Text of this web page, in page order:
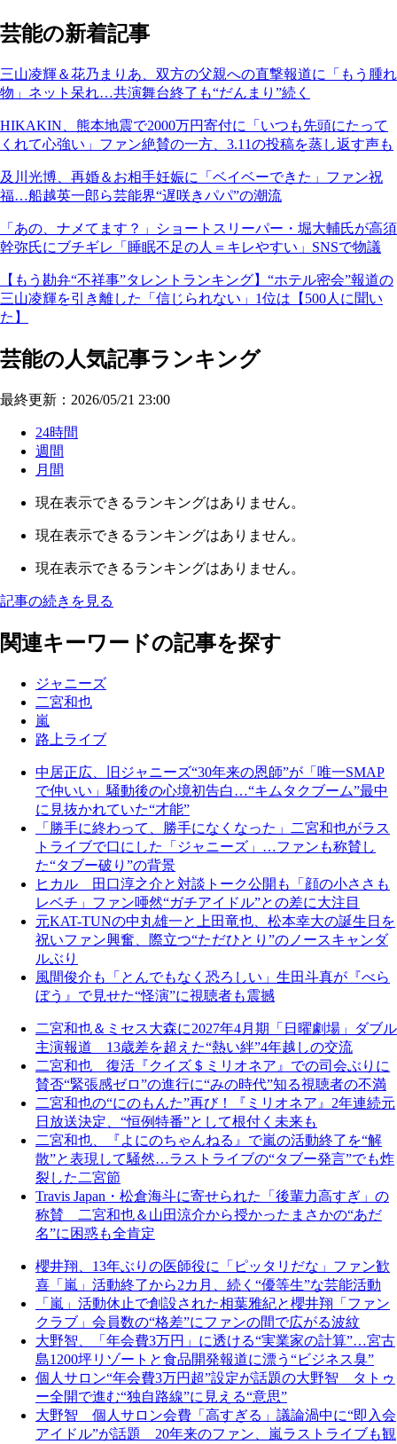
芸能の新着記事
三山凌輝＆花乃まりあ、双方の父親への直撃報道に「もう腫れ
物」ネット呆れ…共演舞台終了も“だんまり”続く
HIKAKIN、熊本地震で2000万円寄付に「いつも先頭にたって
くれて心強い」ファン絶賛の一方、3.11の投稿を蒸し返す声も
及川光博、再婚＆お相手妊娠に「ベイベーできた」ファン祝
福…船越英一郎ら芸能界“遅咲きパパ”の潮流
「あの、ナメてます？」ショートスリーパー・堀大輔氏が高須
幹弥氏にブチギレ「睡眠不足の人＝キレやすい」SNSで物議
【もう勘弁“不祥事”タレントランキング】“ホテル密会”報道の
三山凌輝を引き離した「信じられない」1位は【500人に聞い
た】
芸能の人気記事ランキング
最終更新：2026/05/21 23:00
24時間
週間
月間
現在表示できるランキングはありません。
現在表示できるランキングはありません。
現在表示できるランキングはありません。
記事の続きを見る
関連キーワードの記事を探す
ジャニーズ
二宮和也
嵐
路上ライブ
中居正広、旧ジャニーズ“30年来の恩師”が「唯一SMAP
で仲いい」騒動後の心境初告白…“キムタクブーム”最中
に見抜かれていた“才能”
「勝手に終わって、勝手になくなった」二宮和也がラス
トライブで口にした「ジャニーズ」…ファンも称賛し
た“タブー破り”の背景
ヒカル 田口淳之介と対談トーク公開も「顔の小ささも
レベチ」ファン唖然“ガチアイドル”との差に大注目
元KAT-TUNの中丸雄一と上田竜也、松本幸大の誕生日を
祝いファン興奮、際立つ“ただひとり”のノースキャンダ
ルぶり
風間俊介も「とんでもなく恐ろしい」生田斗真が『べら
ぼう』で見せた“怪演”に視聴者も震撼
二宮和也＆ミセス大森に2027年4月期「日曜劇場」ダブル
主演報道 13歳差を超えた“熱い絆”4年越しの交流
二宮和也 復活『クイズ＄ミリオネア』での司会ぶりに
賛否“緊張感ゼロ”の進行に“みの時代”知る視聴者の不満
二宮和也の“にのもんた”再び！『ミリオネア』2年連続元
日放送決定、“恒例特番”として根付く未来も
二宮和也、『よにのちゃんねる』で嵐の活動終了を“解
散”と表現して騒然…ラストライブの“タブー発言”でも炸
裂した二宮節
Travis Japan・松倉海斗に寄せられた「後輩力高すぎ」の
称賛 二宮和也＆山田涼介から授かったまさかの“あだ
名”に困惑も全肯定
櫻井翔、13年ぶりの医師役に「ピッタリだな」ファン歓
喜「嵐」活動終了から2カ月、続く“優等生”な芸能活動
「嵐」活動休止で創設された相葉雅紀と櫻井翔「ファン
クラブ」会員数の“格差”にファンの間で広がる波紋
大野智、「年会費3万円」に透ける“実業家の計算”…宮古
島1200坪リゾートと食品開発報道に漂う“ビジネス臭”
個人サロン“年会費3万円超”設定が話題の大野智 タトゥ
ー全開で進む“独自路線”に見える“意思”
大野智 個人サロン会費「高すぎる」議論渦中に“即入会
アイドル”が話題 20年来のファン、嵐ラストライブも観